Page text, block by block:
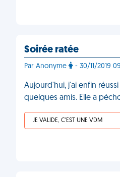
Soirée ratée
Par Anonyme - 30/11/2019
Aujourd'hui, j'ai enfin
quelques amis. Elle a
JE VALIDE, C'EST UNE VDM